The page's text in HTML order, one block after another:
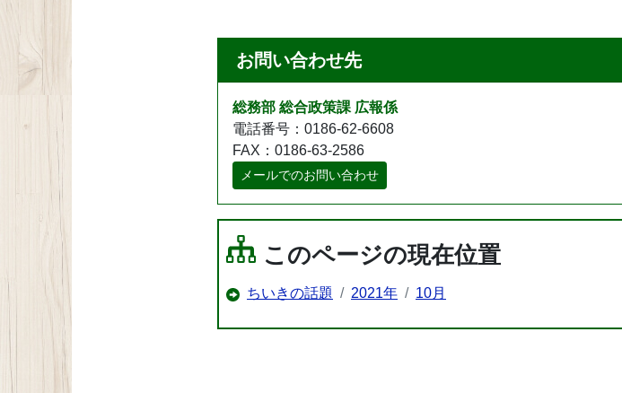
お問い合わせ先
総務部 総合政策課 広報係
電話番号：0186-62-6608
FAX：0186-63-2586
メールでのお問い合わせ
このページの現在位置
ちいきの話題 2021年 10月